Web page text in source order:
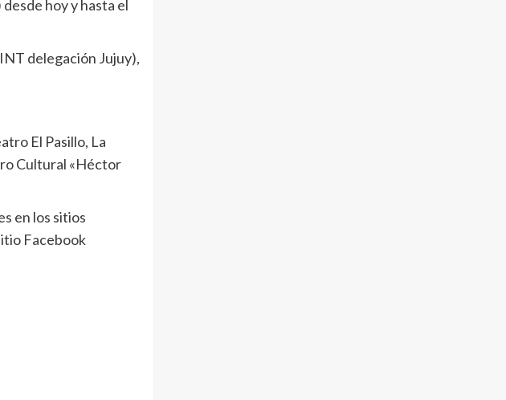
hoy y hasta el
delegación Jujuy),
El Pasillo, La
Cultural «Héctor
en los sitios
Facebook